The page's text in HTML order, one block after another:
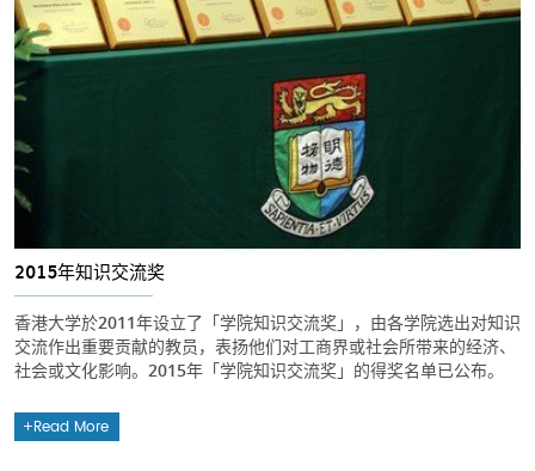
2015年知识交流奖
香港大学於2011年设立了「学院知识交流奖」，由各学院选出对知识
交流作出重要贡献的教员，表扬他们对工商界或社会所带来的经济、
社会或文化影响。2015年「学院知识交流奖」的得奖名单已公布。
Read More